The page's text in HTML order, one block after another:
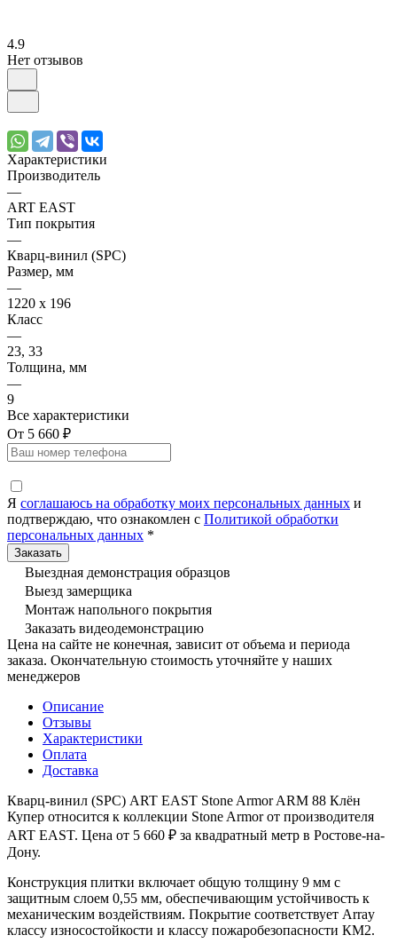
4.9
Нет отзывов
Характеристики
Производитель
—
ART EAST
Тип покрытия
—
Кварц-винил (SPC)
Размер, мм
—
1220 х 196
Класс
—
23, 33
Толщина, мм
—
9
Все характеристики
От 5 660 ₽
Я соглашаюсь на обработку моих персональных данных и
подтверждаю, что ознакомлен с Политикой обработки
персональных данных *
Выездная демонстрация образцов
Выезд замерщика
Монтаж напольного покрытия
Заказать видеодемонстрацию
Цена на сайте не конечная, зависит от объема и периода
заказа. Окончательную стоимость уточняйте у наших
менеджеров
Описание
Отзывы
Характеристики
Оплата
Доставка
Кварц-винил (SPC) ART EAST Stone Armor ARM 88 Клён
Купер относится к коллекции Stone Armor от производителя
ART EAST. Цена от 5 660 ₽ за квадратный метр в Ростове-на-
Дону.
Конструкция плитки включает общую толщину 9 мм с
защитным слоем 0,55 мм, обеспечивающим устойчивость к
механическим воздействиям. Покрытие соответствует Array
классу износостойкости и классу пожаробезопасности КМ2.